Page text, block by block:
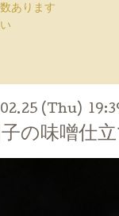
あります
(Thu)
の味噌仕